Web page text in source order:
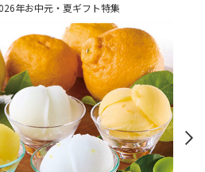
年お中元・夏ギフト特集